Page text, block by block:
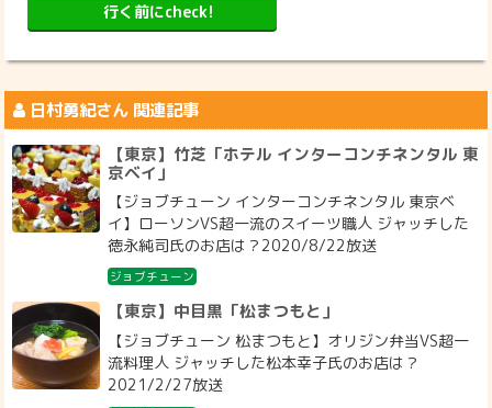
行く前にcheck!
日村勇紀さん 関連記事
【東京】竹芝「ホテル インターコンチネンタル 東
京ベイ」
【ジョブチューン インターコンチネンタル 東京ベ
イ】ローソンVS超一流のスイーツ職人 ジャッチした
徳永純司氏のお店は？2020/8/22放送
ジョブチューン
【東京】中目黒「松まつもと」
【ジョブチューン 松まつもと】オリジン弁当VS超一
流料理人 ジャッチした松本幸子氏のお店は？
2021/2/27放送